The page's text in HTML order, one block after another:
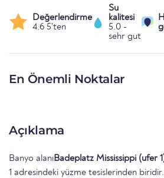
Değerlendirme
4.6 5'ten
Su
kalitesi
5.0 -
sehr gut
En Önemli Noktalar
Açıklama
Banyo alanıBadeplatz Mississippi (ufer
1 adresindeki yüzme tesislerinden biridir.